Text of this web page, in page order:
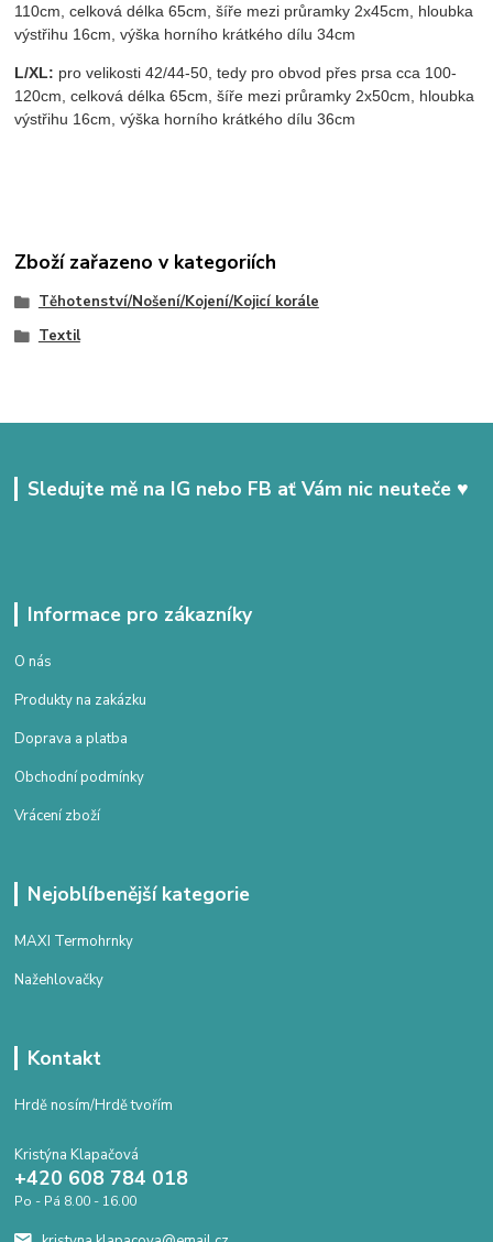
110cm, celková délka 65cm, šíře mezi průramky 2x45cm, hloubka
výstřihu 16cm, výška horního krátkého dílu 34cm
L/XL: pro velikosti 42/44-50, tedy pro obvod přes prsa cca 100-
120cm, celková délka 65cm, šíře mezi průramky 2x50cm, hloubka
výstřihu 16cm, výška horního krátkého dílu 36cm
Zboží zařazeno v kategoriích
Těhotenství/Nošení/Kojení/Kojicí korále
Textil
Sledujte mě na IG nebo FB ať Vám nic neuteče ♥
Informace pro zákazníky
O nás
Produkty na zakázku
Doprava a platba
Obchodní podmínky
Vrácení zboží
Nejoblíbenější kategorie
MAXI Termohrnky
Nažehlovačky
Kontakt
Hrdě nosím/Hrdě tvořím
Kristýna Klapačová
+420 608 784 018
Po - Pá 8.00 - 16.00